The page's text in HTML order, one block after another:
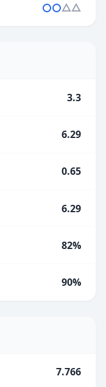
3.3
6.29
0.65
6.29
82%
90%
7.766